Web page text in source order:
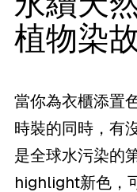
植物染
當你為衣櫃添置
時裝的同時，有
是全球水污染的
highlight新色，